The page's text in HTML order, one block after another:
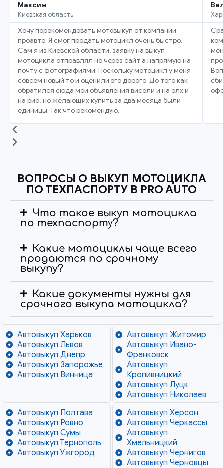
Максим
Киевская область
Хочу порекомендовать мотовыкуп от компании
проавто. Я смог продать мотоцикл очень быстро.
Сам я из Киевской области, заявку на выкуп
мотоцикла отправлял не через сайт а напрямую на
почту с фотографиями. Поскольку мотоцикл у меня
совсем новый то и оценили его дорого. До того как
обратился сюда мои объявления висели и на олх и
на рио, но желающих купить за два месяца были
единицы. Так что рекомендую.
ВОПРОСЫ О ВЫКУП МОТОЦИКЛА
ПО ТЕХПАСПОРТУ В PRO AUTO
Что такое выкуп мотоцикла
по техпаспорту?
Какие мотоциклы чаще всего
продаются по срочному
выкупу?
Какие документы нужны для
срочного выкупа мотоцикла?
Автовыкуп Харьков
Автовыкуп Львов
Автовыкуп Днепр
Автовыкуп Запорожье
Автовыкуп Винница
Автовыкуп Житомир
Автовыкуп Ивано-
Франковск
Автовыкуп
Кропивницкий
Автовыкуп Луцк
Автовыкуп Николаев
Автовыкуп Полтава
Автовыкуп Ровно
Автовыкуп Сумы
Автовыкуп Тернополь
Автовыкуп Ужгород
Автовыкуп Херсон
Автовыкуп Черкассы
Автовыкуп
Хмельницкий
Автовыкуп Чернигов
Автовыкуп Черновцы